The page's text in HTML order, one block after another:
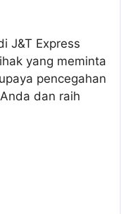
J&T Express
yang meminta
pencegahan
dan raih